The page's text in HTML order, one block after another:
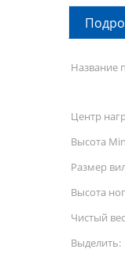
Название
Центр
Высота
Размер
Высота
Чистый
Выделить: